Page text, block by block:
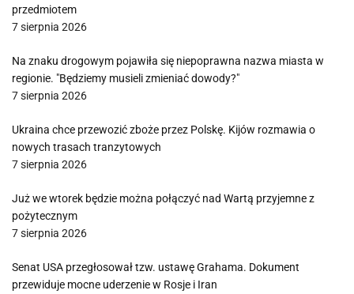
przedmiotem
7 sierpnia 2026
Na znaku drogowym pojawiła się niepoprawna nazwa miasta w
regionie. "Będziemy musieli zmieniać dowody?"
7 sierpnia 2026
Ukraina chce przewozić zboże przez Polskę. Kijów rozmawia o
nowych trasach tranzytowych
7 sierpnia 2026
Już we wtorek będzie można połączyć nad Wartą przyjemne z
pożytecznym
7 sierpnia 2026
Senat USA przegłosował tzw. ustawę Grahama. Dokument
przewiduje mocne uderzenie w Rosje i Iran